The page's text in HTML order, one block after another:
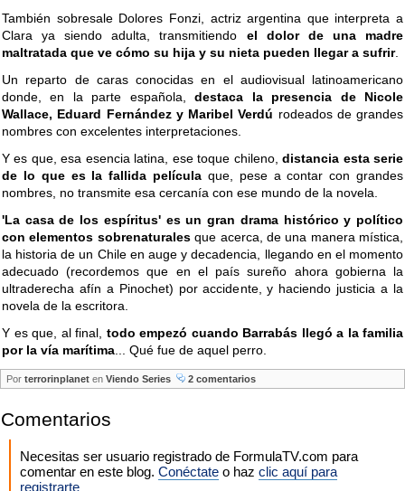
También sobresale Dolores Fonzi, actriz argentina que interpreta a
Clara ya siendo adulta, transmitiendo el dolor de una madre
maltratada que ve cómo su hija y su nieta pueden llegar a sufrir.
Un reparto de caras conocidas en el audiovisual latinoamericano
donde, en la parte española,destaca la presencia de Nicole
Wallace, Eduard Fernández y Maribel Verdú rodeados de grandes
nombres con excelentes interpretaciones.
Y es que, esa esencia latina, ese toque chileno,distancia esta serie
de lo que es la fallida película que, pese a contar con grandes
nombres, no transmite esa cercanía con ese mundo de la novela.
'La casa de los espíritus' es un gran drama histórico y político
con elementos sobrenaturalesque acerca, de una manera mística,
la historia de un Chile en auge y decadencia, llegando en el momento
adecuado (recordemos que en el país sureño ahora gobierna la
ultraderecha afín a Pinochet) por accidente, y haciendo justicia a la
novela de la escritora.
Y es que, al final, todo empezó cuando Barrabás llegó a la familia
por la vía marítima ... Qué fue de aquel perro.
Por terrorinplanet en Viendo Series 2 comentarios
Comentarios
Necesitas ser usuario registrado de FormulaTV.com para
comentar en este blog. Conéctate o haz clic aquí para
registrarte